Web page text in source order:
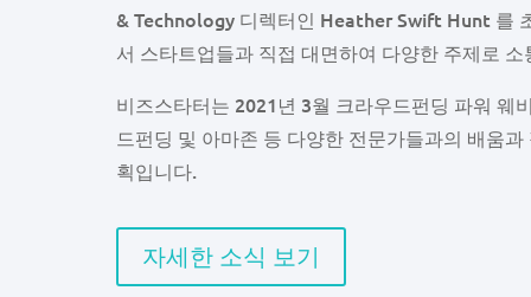
& Technology 디렉터인 HeatherSwift Hunt 를
서 스타트업들과 직접 대면하여 다양한 주제로 소
비즈스타터는 2021년 3월 크라우드펀딩 파워 웨
드펀딩 및 아마존 등 다양한 전문가들과의 배움과
획입니다.
자세한 소식 보기